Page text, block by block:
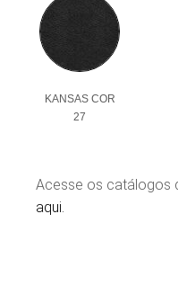
KANSAS COR
27
Acesse os catálogos
aqui.